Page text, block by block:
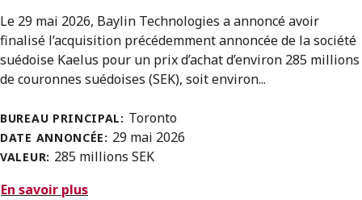
Le 29 mai 2026, Baylin Technologies a annoncé avoir
finalisé l’acquisition précédemment annoncée de la société
suédoise Kaelus pour un prix d’achat d’environ 285 millions
de couronnes suédoises (SEK), soit environ...
BUREAU PRINCIPAL: Toronto
DATE ANNONCÉE: 29 mai 2026
VALEUR: 285 millions SEK
En savoir plus